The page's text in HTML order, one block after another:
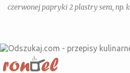
czerwonej papryki 2 plastry sera, np.
warzywa i ser pokrojone w
kielbase, szynkę lub pieczarki- na
do form na muffinki i pieczemy 20